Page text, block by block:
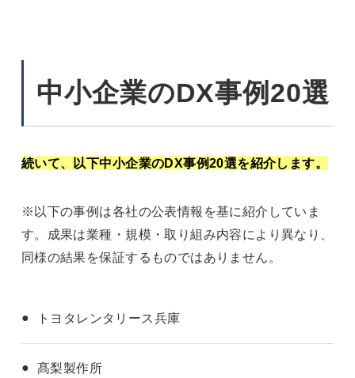
中小企業のDX事例20選
続いて、以下中小企業のDX事例20選を紹介します。
※以下の事例は各社の公表情報を基に紹介していま
す。成果は業種・規模・取り組み内容により異なり、
同様の結果を保証するものではありません。
トヨタレンタリース兵庫
髙梨製作所